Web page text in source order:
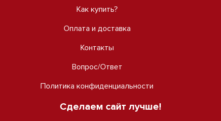
Как купить?
Оплата и доставка
Контакты
Вопрос/Ответ
Политика конфиденциальности
Сделаем сайт лучше!